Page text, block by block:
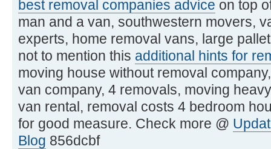
best removal companies advice on top
man and a van, southwestern movers,
experts, home removal vans, large
not to mention this additional hints for
moving house without removal
van company, 4 removals, moving
van rental, removal costs 4 bedroom
for good measure. Check more @
Blog 856dcbf